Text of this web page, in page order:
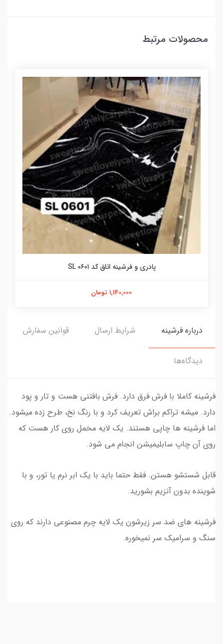
محصولات مرتبط
پادری و فرشینه اتاق کد SL ۰۶۰۱
1,140,000 تومان
درباره فرشینه شرایط ارسال قوانین سفارش
دیدگاه‌ها
فرشینه کاملا با فرش فرق دارد. فرش بافتنی هست و تار و پود
دارد. میشه تراکم براش تعریف کرد و با رنگ نخ، طرح زده میشود.
اما فرشینه ها چاپی هستند. یک لایه مخمل روی کار هست که
روی آن چاپ سابلیمیشن انجام می شود.
قابل شستشو هستن. فقط حتما باید با یک ابر نرم یا تور، و با
شوینده بدون آنزیم بشورید.
فرشینه های ضد سر زیرشون یک لایه چرم مصنوعی دارند که روی
سنگ و سرامیک سر نمیخوره.